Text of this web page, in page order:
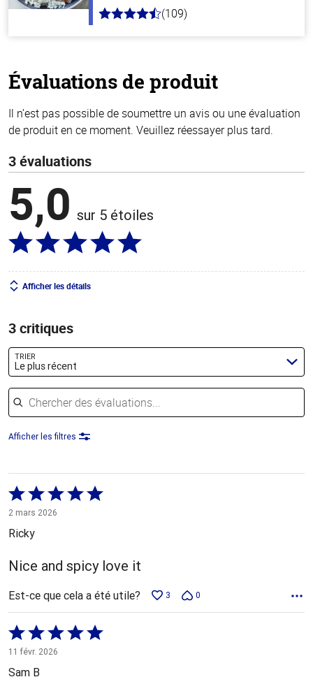
4.3
(109)
Évaluations de produit
Il n’est pas possible de soumettre un avis ou une évaluation
de produit en ce moment. Veuillez réessayer plus tard.
3 évaluations
5,0 sur 5 étoiles
Afficher les détails
3 critiques
TRIER
Le plus récent
Chercher des évaluations
Afficher les filtres
Coté
5 sur
5
2 mars 2026
Ricky
Nice and spicy love it
Est-ce que cela a été utile? 3 0
Coté
5 sur
5
11 févr. 2026
Sam B